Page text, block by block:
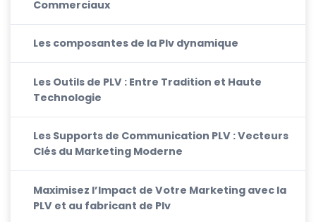
Commerciaux
Les composantes de la Plv dynamique
Les Outils de PLV : Entre Tradition et Haute
Technologie
Les Supports de Communication PLV : Vecteurs
Clés du Marketing Moderne
Maximisez l’Impact de Votre Marketing avec la
PLV et au fabricant de Plv